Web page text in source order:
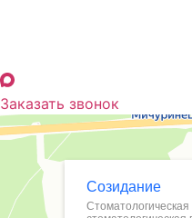
Заказать звонок